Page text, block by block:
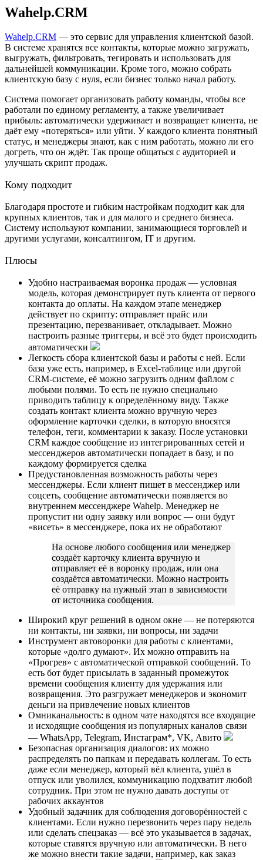
Wahelp.CRM
Wahelp.CRM — это сервис для управления клиентской базой.
В системе хранятся все контакты, которые можно загружать,
выгружать, фильтровать, тегировать и использовать для
дальнейшей коммуникации. Кроме того, можно собрать
клиентскую базу с нуля, если бизнес только начал работу.
Система помогает организовать работу команды, чтобы все
работали по единому регламенту, а также увеличивает
прибыль: автоматически удерживает и возвращает клиента, не
даёт ему «потеряться» или уйти. У каждого клиента понятный
статус, и менеджеры знают, как с ним работать, можно ли его
догреть, что он ждёт. Так проще общаться с аудиторией и
улучшать скрипт продаж.
Кому подходит
Благодаря простоте и гибким настройкам подходит как для
крупных клиентов, так и для малого и среднего бизнеса.
Систему используют компании, занимающиеся торговлей и
другими услугами, консалтингом, IT и другим.
Плюсы
Удобно настраиваемая воронка продаж — условная
модель, которая демонстрирует путь клиента от первого
контакта до оплаты. На каждом этапе менеджер
действует по скрипту: отправляет прайс или
презентацию, перезванивает, откладывает. Можно
настроить разные триггеры, и всё это будет происходить
автоматически
Легкость сбора клиентской базы и работы с ней. Если
база уже есть, например, в Excel-таблице или другой
CRM-системе, её можно загрузить одним файлом с
любыми полями. То есть не нужно специально
приводить таблицу к определённому виду. Также
создать контакт клиента можно вручную через
оформление карточки сделки, в которую вносятся
телефон, теги, комментарии к заказу. После установки
CRM каждое сообщение из интегрированных сетей и
мессенджеров автоматически попадает в базу, и по
каждому формируется сделка
Предустановленная возможность работы через
мессенджеры. Если клиент пишет в мессенджер или
соцсеть, сообщение автоматически появляется во
внутреннем мессенджере Wahelp. Менеджер не
пропустит ни одну заявку или вопрос — они будут
«висеть» в мессенджере, пока их не обработают
На основе любого сообщения или менеджер
создаёт карточку клиента вручную и
отправляет её в воронку продаж, или она
создаётся автоматически. Можно настроить
её отправку на нужный этап в зависимости
от источника сообщения.
Широкий круг решений в одном окне — не потеряются
ни контакты, ни заявки, ни вопросы, ни задачи
Инструмент автоворонки для работы с клиентами,
которые «долго думают». Их можно отправить на
«Прогрев» с автоматической отправкой сообщений. То
есть бот будет присылать в заданный промежуток
времени сообщения клиенту для удержания или
возвращения. Это разгружает менеджеров и экономит
деньги на привлечение новых клиентов
Омниканальность: в одном чате находятся все входящие
и исходящие сообщения из популярных каналов связи
— WhatsApp, Telegram, Инстаграм*, VK, Авито
Безопасная организация диалогов: их можно
распределять по папкам и передавать коллегам. То есть
даже если менеджер, который вёл клиента, ушёл в
отпуск или уволился, коммуникацию подхватит любой
сотрудник. При этом не нужно давать доступы от
рабочих аккаунтов
Удобный задачник для соблюдения договорённостей с
клиентами. Если нужно перезвонить через пару недель
или сделать спецзаказ — всё это указывается в задачах,
которые ставятся вручную или автоматически. В него
же можно внести такие задачи, например, как заказ